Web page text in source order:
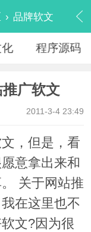
› 品牌软文
程序源码
广软文
2011-3-4 23:49
，但是，看
意拿出来和
关于网站推
在这里也不
文?因为很